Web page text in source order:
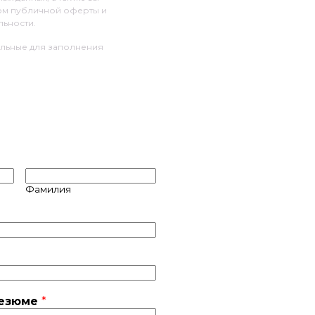
публичной оферты и
для заполнения
Фамилия
*